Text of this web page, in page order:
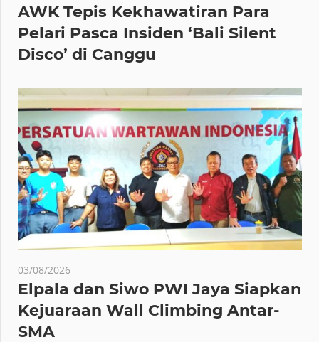
AWK Tepis Kekhawatiran Para
Pelari Pasca Insiden ‘Bali Silent
Disco’ di Canggu
03/08/2026
Elpala dan Siwo PWI Jaya Siapkan
Kejuaraan Wall Climbing Antar-
SMA